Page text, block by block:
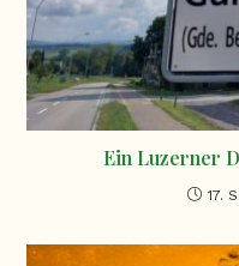
Ein Luzerner
17.